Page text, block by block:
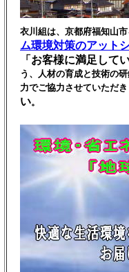
衣川組は、京都府福知山
ム環境対策のアット
「お客様に満足して
う、人材の育成と技術の
力でご協力させていた
い。